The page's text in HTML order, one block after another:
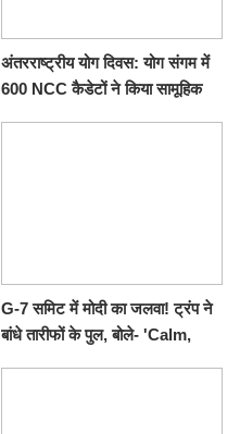
अंतरराष्ट्रीय योग दिवस: योग संगम में
600 NCC कैडेटों ने किया सामूहिक
G-7 समिट में मोदी का जलवा! ट्रंप ने
बांधे तारीफों के पुल, बोले- 'Calm,